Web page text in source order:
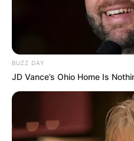
BUZZ DAY
JD Vance’s Ohio Home Is